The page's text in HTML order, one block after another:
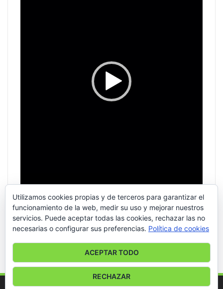
00:56
Utilizamos cookies propias y de terceros para garantizar el
funcionamiento de la web, medir su uso y mejorar nuestros
servicios. Puede aceptar todas las cookies, rechazar las no
necesarias o configurar sus preferencias. Política de cookies
ACEPTAR TODO
RECHAZAR